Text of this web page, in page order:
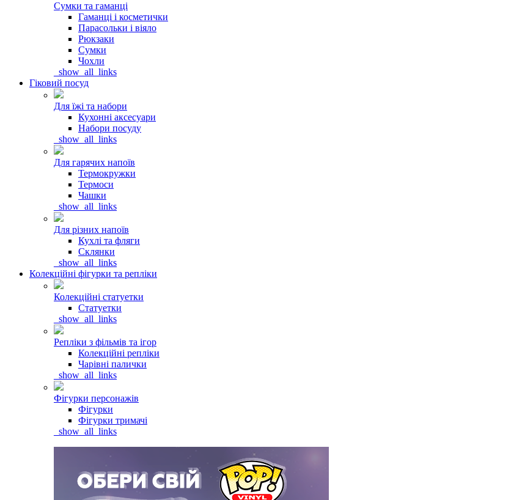
Сумки та гаманці
Гаманці і косметички
Парасольки і віяло
Рюкзаки
Сумки
Чохли
_show_all_links
Гіковий посуд
Для їжі та набори
Кухонні аксесуари
Набори посуду
_show_all_links
Для гарячих напоїв
Термокружки
Термоси
Чашки
_show_all_links
Для різних напоїв
Кухлі та фляги
Склянки
_show_all_links
Колекційні фігурки та репліки
Колекційні статуетки
Статуетки
_show_all_links
Репліки з фільмів та ігор
Колекційні репліки
Чарівні палички
_show_all_links
Фігурки персонажів
Фігурки
Фігурки тримачі
_show_all_links